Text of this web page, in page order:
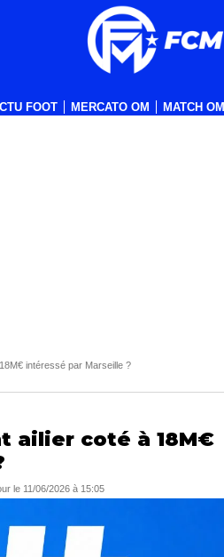
FOOT MERCATO OM MATCH OM
intéressé par Marseille ?
ailier coté à 18M€
le 11/06/2026 à 15:05